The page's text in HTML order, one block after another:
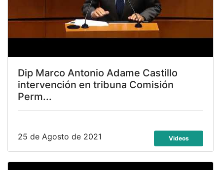
Dip Marco Antonio Adame Castillo
intervención en tribuna Comisión
Perm...
25 de Agosto de 2021 Videos